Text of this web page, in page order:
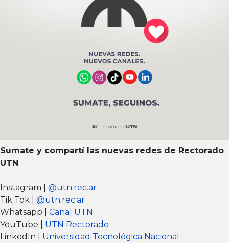
Sumate y compartí las nuevas redes de Rectorado
UTN
Instagram | @utn.rec.ar
Tik Tok | @utn.rec.ar
Whatsapp | Canal UTN
YouTube | UTN Rectorado
LinkedIn | Universidad Tecnológica Nacional